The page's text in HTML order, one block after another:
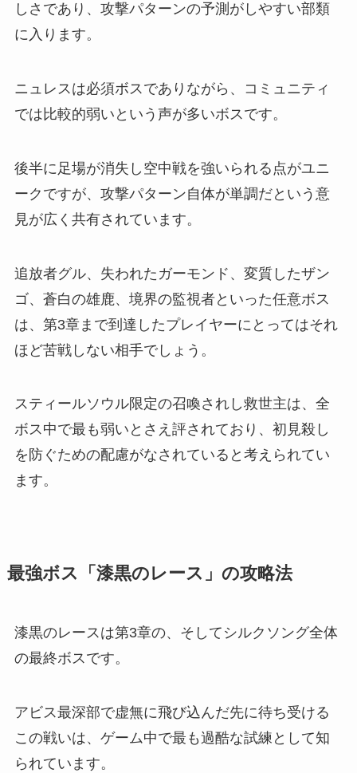
しさであり、攻撃パターンの予測がしやすい部類
に入ります。
ニュレスは必須ボスでありながら、コミュニティ
では比較的弱いという声が多いボスです。
後半に足場が消失し空中戦を強いられる点がユニ
ークですが、攻撃パターン自体が単調だという意
見が広く共有されています。
追放者グル、失われたガーモンド、変質したザン
ゴ、蒼白の雄鹿、境界の監視者といった任意ボス
は、第3章まで到達したプレイヤーにとってはそれ
ほど苦戦しない相手でしょう。
スティールソウル限定の召喚されし救世主は、全
ボス中で最も弱いとさえ評されており、初見殺し
を防ぐための配慮がなされていると考えられてい
ます。
最強ボス「漆黒のレース」の攻略法
漆黒のレースは第3章の、そしてシルクソング全体
の最終ボスです。
アビス最深部で虚無に飛び込んだ先に待ち受ける
この戦いは、ゲーム中で最も過酷な試練として知
られています。